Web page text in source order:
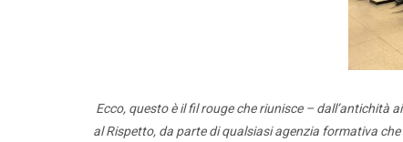
Ecco, questo è il fil rouge che riunisce – dall’antichità
al Rispetto, da parte di qualsiasi agenzia formativa